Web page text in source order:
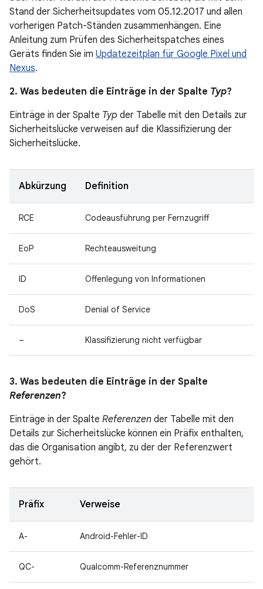
Stand der Sicherheitsupdates vom 05.12.2017 und allen
vorherigen Patch-Ständen zusammenhängen. Eine
Anleitung zum Prüfen des Sicherheitspatches eines
Geräts finden Sie im Updatezeitplan für Google Pixel und
Nexus.
2. Was bedeuten die Einträge in der Spalte Typ?
Einträge in der Spalte Typ der Tabelle mit den Details zur
Sicherheitslücke verweisen auf die Klassifizierung der
Sicherheitslücke.
Abkürzung Definition
RCE Codeausführung per Fernzugriff
EoP Rechteausweitung
ID Offenlegung von Informationen
DoS Denial of Service
– Klassifizierung nicht verfügbar
3. Was bedeuten die Einträge in der Spalte
Referenzen?
Einträge in der Spalte Referenzen der Tabelle mit den
Details zur Sicherheitslücke können ein Präfix enthalten,
das die Organisation angibt, zu der der Referenzwert
gehört.
Präfix Verweise
A- Android-Fehler-ID
QC- Qualcomm-Referenznummer